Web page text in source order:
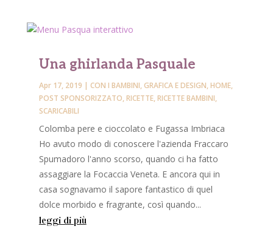
Una ghirlanda Pasquale
Apr 17, 2019 | CON I BAMBINI,GRAFICA E DESIGN,HOME,
POST SPONSORIZZATO,RICETTE,RICETTE BAMBINI,
SCARICABILI
Colomba pere e cioccolato e Fugassa Imbriaca
Ho avuto modo di conoscere l'azienda Fraccaro
Spumadoro l'anno scorso, quando ci ha fatto
assaggiare la Focaccia Veneta. E ancora qui in
casa sognavamo il sapore fantastico di quel
dolce morbido e fragrante, così quando...
leggi di più